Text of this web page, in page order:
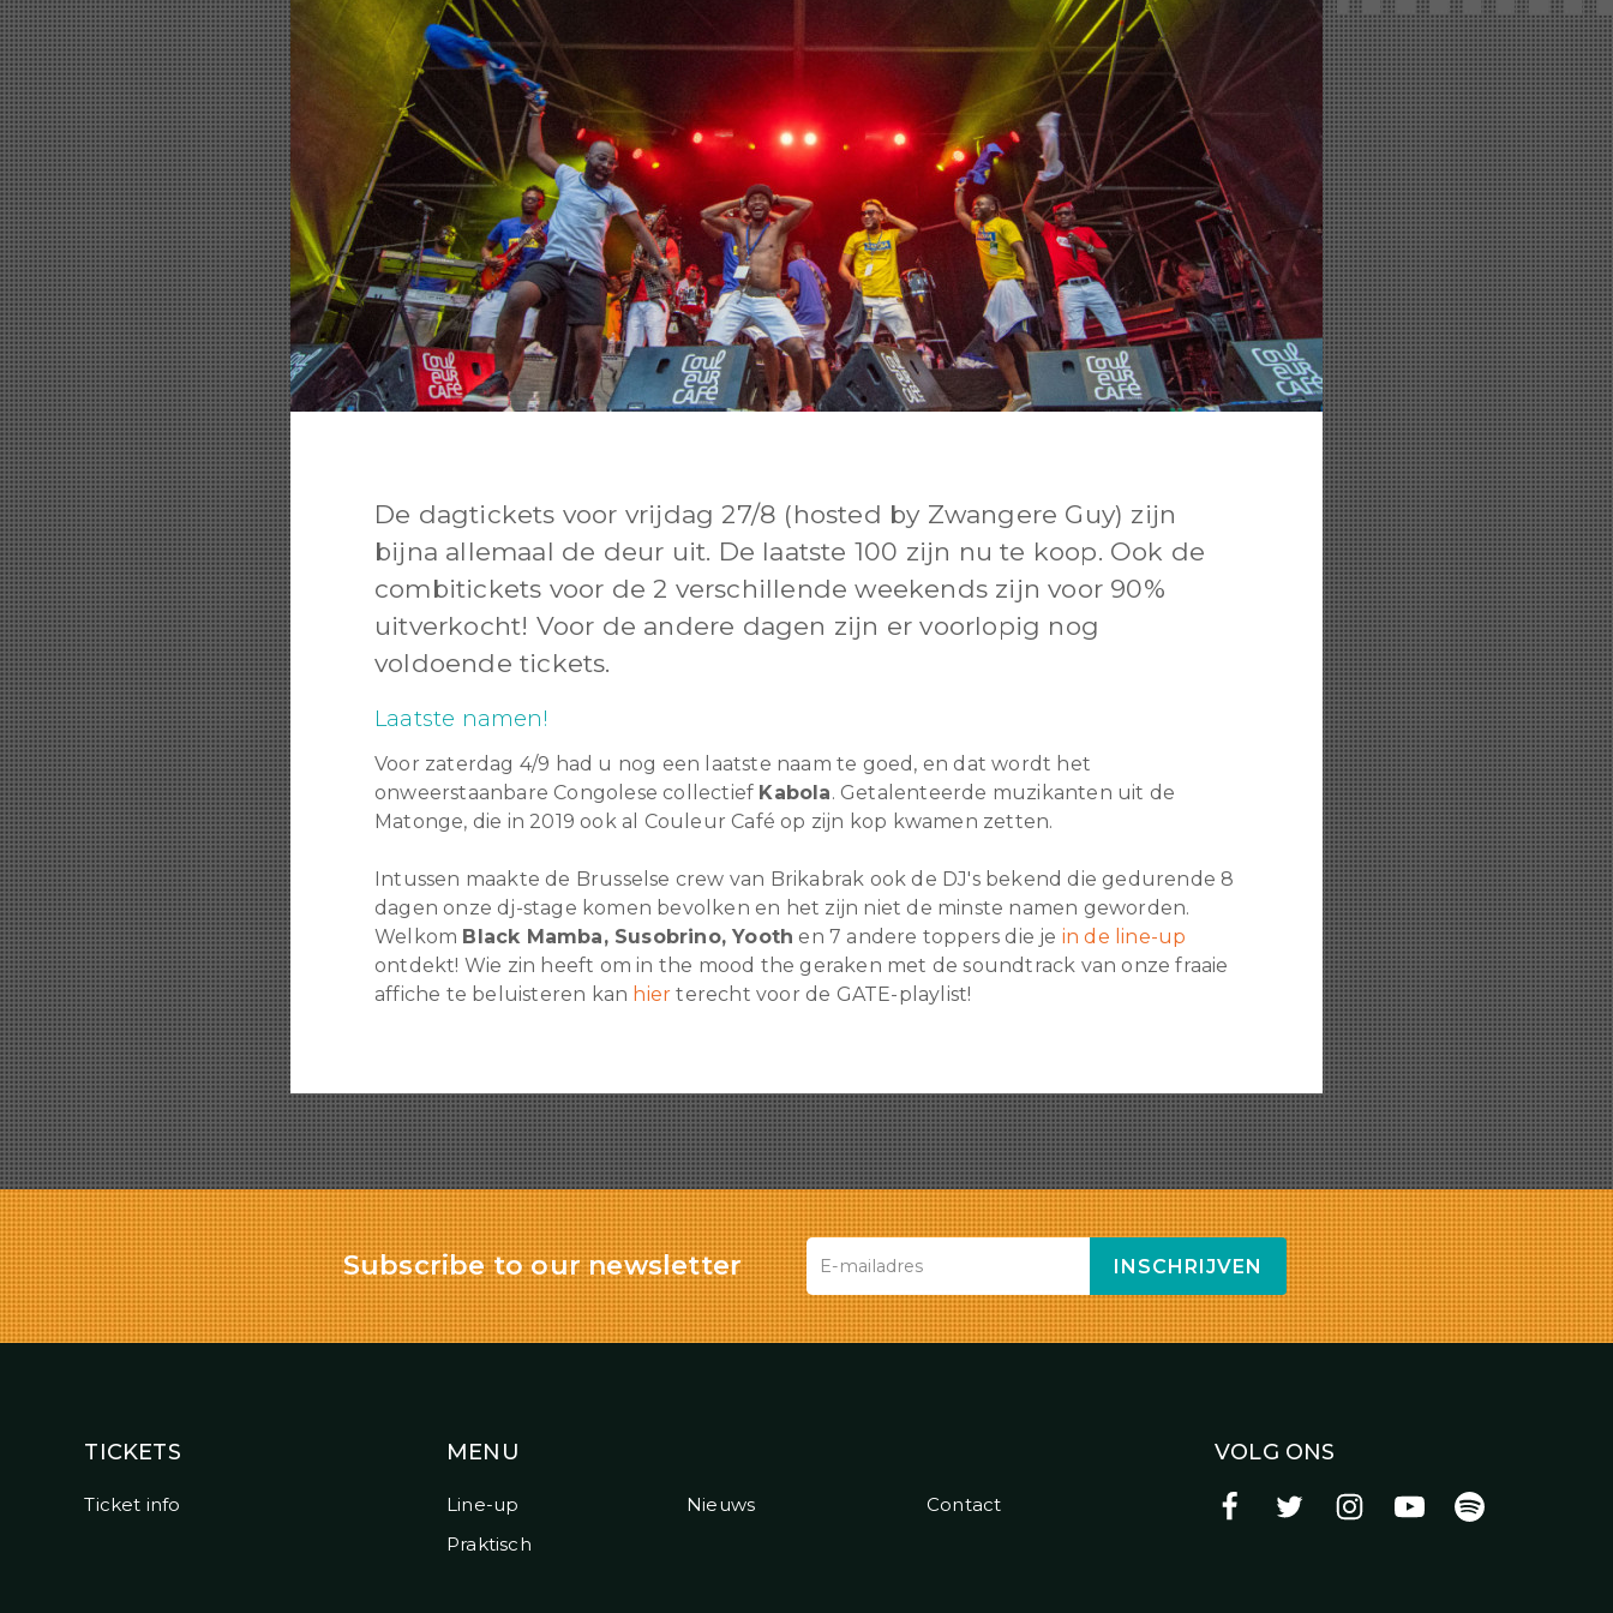
De dagtickets voor vrijdag 27/8 (hosted by Zwangere Guy) zijn
bijna allemaal de deur uit. De laatste 100 zijn nu te koop. Ook de
combitickets voor de 2 verschillende weekends zijn voor 90%
uitverkocht! Voor de andere dagen zijn er voorlopig nog
voldoende tickets.
Laatste namen!
Voor zaterdag 4/9 had u nog een laatste naam te goed, en dat wordt het
onweerstaanbare Congolese collectief Kabola. Getalenteerde muzikanten uit de
Matonge, die in 2019 ook al Couleur Café op zijn kop kwamen zetten.
Intussen maakte de Brusselse crew van Brikabrak ook de DJ's bekend die gedurende 8
dagen onze dj-stage komen bevolken en het zijn niet de minste namen geworden.
Welkom Black Mamba, Susobrino, Yooth en 7 andere toppers die je in de line-up
ontdekt! Wie zin heeft om in the mood the geraken met de soundtrack van onze fraaie
affiche te beluisteren kan hier terecht voor de GATE-playlist!
Subscribe to our newsletter INSCHRIJVEN
TICKETS
Ticket info
MENU
Line-up
Praktisch
Nieuws Contact
VOLG ONS